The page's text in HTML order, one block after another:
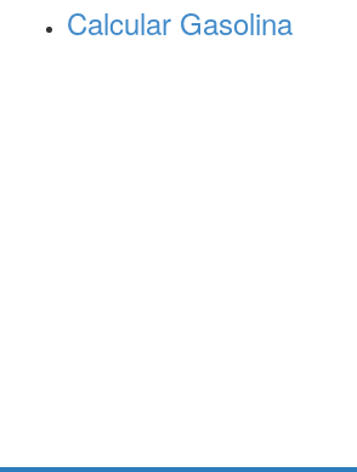
Calcular Gasolina